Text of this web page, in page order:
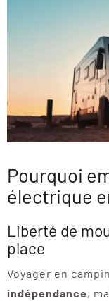
Pourquoi
électrique
Liberté de
place
Voyager en
indépendance,